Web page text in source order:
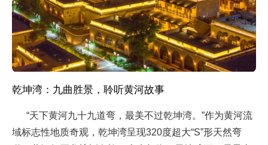
乾坤湾：九曲胜景，聆听黄河故事
“天下黄河九十九道弯，最美不过乾坤湾。”作为黄河流
域标志性地质奇观，乾坤湾呈现320度超大“S”形天然弯